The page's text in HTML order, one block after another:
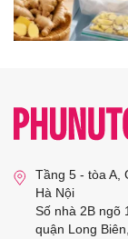
Tầng 5 - tòa A,
Hà Nội
Số nhà 2B ngõ
quận Long